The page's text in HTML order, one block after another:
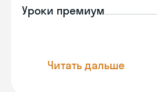
Уроки премиум
Читать дальше